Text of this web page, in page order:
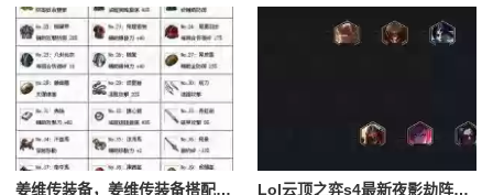
姜维传装备，姜维传装备搭配一览表最新 Lol云顶之弈s4最新夜影劫阵容搭配，云顶之奕夜影劫阵容